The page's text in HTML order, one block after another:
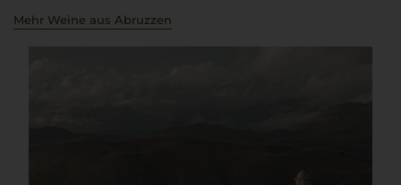
Mehr Weine aus Abruzzen